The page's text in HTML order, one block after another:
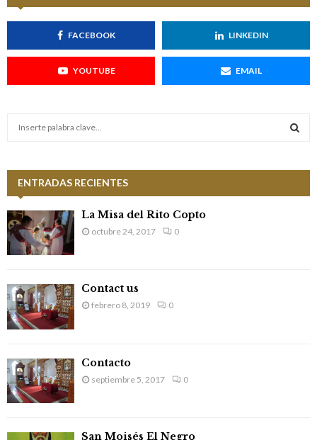
FACEBOOK LINKEDIN
YOUTUBE EMAIL
h
f
o
r
:
ENTRADAS RECIENTES
La Misa del Rito Copto
octubre 24, 2017 0
Contact us
febrero 8, 2019 0
Contacto
septiembre 5, 2017 0
San Moisés El Negro